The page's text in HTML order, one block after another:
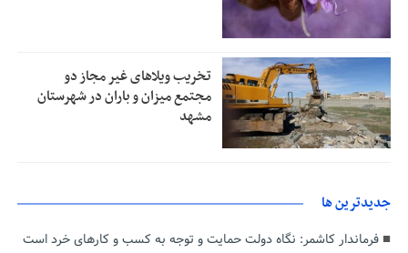
تخریب ویلاهای غیر مجاز دو
مجتمع میزان و باران در شهرستان
مشهد
جديدترين ها
فرماندار کاشمر: نگاه دولت حمایت و توجه به کسب و کارهای خرد است